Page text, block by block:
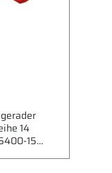
14
15